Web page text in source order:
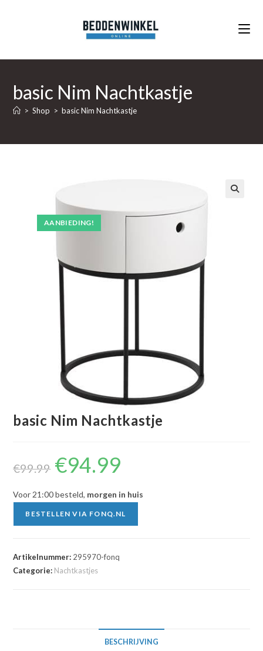
basic Nim Nachtkastje
> Shop > basic Nim Nachtkastje
AANBIEDING!
basic Nim Nachtkastje
€99.99
Oorspronkelijke
prijs
was:
€94.99
Voor 21:00 besteld, morgen in huis
BESTELLEN VIA FONQ.NL
Artikelnummer: 295970-fonq
Categorie: Nachtkastjes
BESCHRIJVING